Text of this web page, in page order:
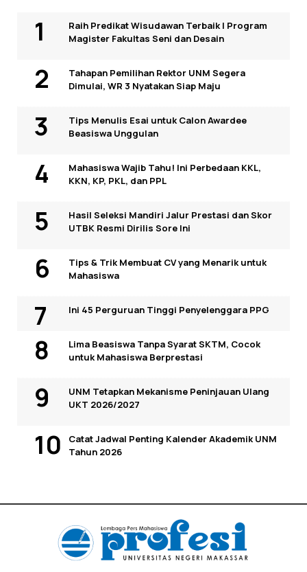
Raih Predikat Wisudawan Terbaik I Program
Magister Fakultas Seni dan Desain
Tahapan Pemilihan Rektor UNM Segera
Dimulai, WR 3 Nyatakan Siap Maju
Tips Menulis Esai untuk Calon Awardee
Beasiswa Unggulan
Mahasiswa Wajib Tahu! Ini Perbedaan KKL,
KKN, KP, PKL, dan PPL
Hasil Seleksi Mandiri Jalur Prestasi dan Skor
UTBK Resmi Dirilis Sore Ini
Tips & Trik Membuat CV yang Menarik untuk
Mahasiswa
Ini 45 Perguruan Tinggi Penyelenggara PPG
Lima Beasiswa Tanpa Syarat SKTM, Cocok
untuk Mahasiswa Berprestasi
UNM Tetapkan Mekanisme Peninjauan Ulang
UKT 2026/2027
Catat Jadwal Penting Kalender Akademik UNM
Tahun 2026